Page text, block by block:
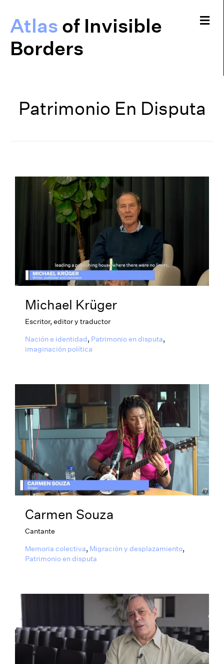
Atlas of Invisible
Borders
Patrimonio En Disputa
Michael Krüger
Escritor, editor y traductor
Nación e identidad, Patrimonio en disputa,
imaginación política
Carmen Souza
Cantante
Memoria colectiva, Migración y desplazamiento,
Patrimonio en disputa